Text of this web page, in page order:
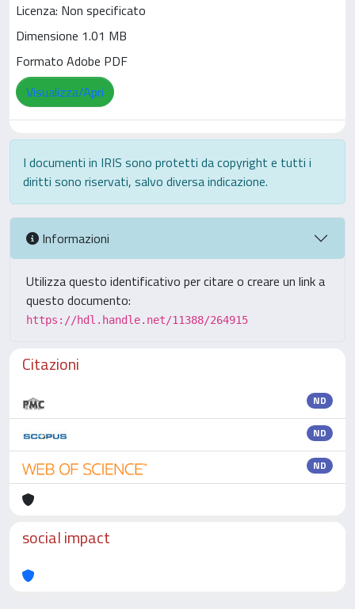
Licenza: Non specificato
Dimensione 1.01 MB
Formato Adobe PDF
Visualizza/Apri
I documenti in IRIS sono protetti da copyright e tutti i
diritti sono riservati, salvo diversa indicazione.
Informazioni
Utilizza questo identificativo per citare o creare un link a
questo documento:
https://hdl.handle.net/11388/264915
Citazioni
ND
ND
ND
social impact